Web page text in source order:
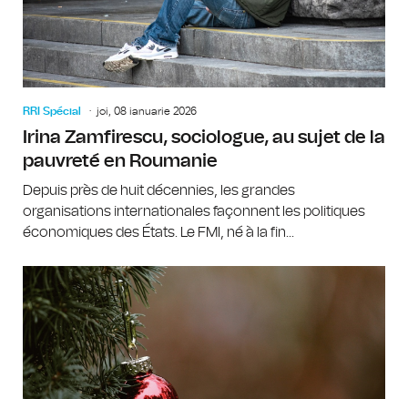
RRI Spécial joi, 08 ianuarie 2026
Irina Zamfirescu, sociologue, au sujet de la
pauvreté en Roumanie
Depuis près de huit décennies, les grandes
organisations internationales façonnent les politiques
économiques des États. Le FMI, né à la fin...